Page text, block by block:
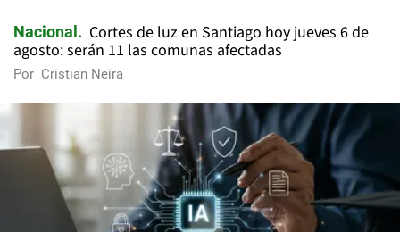
Nacional
Cortes de luz en Santiago hoy jueves 6 de
agosto: serán 11 las comunas afectadas
Por Cristian Neira